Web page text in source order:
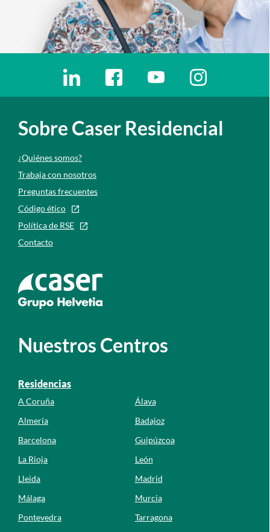
Ir a a la red social. Abre ventana nueva
Ir a a la red social. Abre ventana
Ir a a la red social. Abre
Ir a a la red
Sobre Caser Residencial
¿Quiénes somos?
Trabaja con nosotros
Preguntas frecuentes
Código ético
Política de RSE
Contacto
Ir a la web de caser
Nuestros Centros
Residencias
A Coruña
Álava
Almería
Badajoz
Barcelona
Guipúzcoa
La Rioja
León
Lleida
Madrid
Málaga
Murcia
Pontevedra
Tarragona